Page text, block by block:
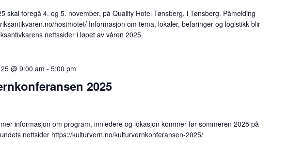
skal foregå 4. og 5. november, på Quality Hotel Tønsberg, i Tønsberg. Påmelding
hostmotet/ Informasjon om tema, lokaler, befaringer og logistikk blir
nettssider i løpet av våren 2025.
2025
@ 9:00 am - 5:00 pm
informasjon om program, innledere og lokasjon kommer før sommeren 2025 på
nettsider https://kulturvern.no/kulturvernkonferansen-2025/